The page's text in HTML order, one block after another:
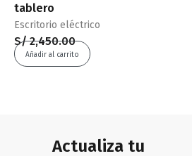
tablero
Escritorio eléctrico
S/2,450.00
Añadir al carrito
Actualiza tu